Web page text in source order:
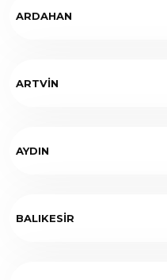
ARDAHAN
ARTVİN
AYDIN
BALIKESİR